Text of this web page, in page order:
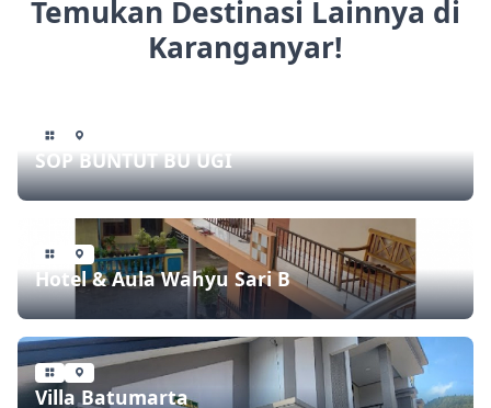
Temukan Destinasi Lainnya di
Karanganyar!
SOP BUNTUT BU UGI
Hotel & Aula Wahyu Sari B
Villa Batumarta